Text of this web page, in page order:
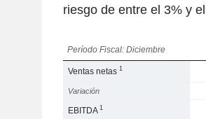
riesgo de entre el 3% y
Período Fiscal: Diciembre
Ventas netas1
Variación
EBITDA1